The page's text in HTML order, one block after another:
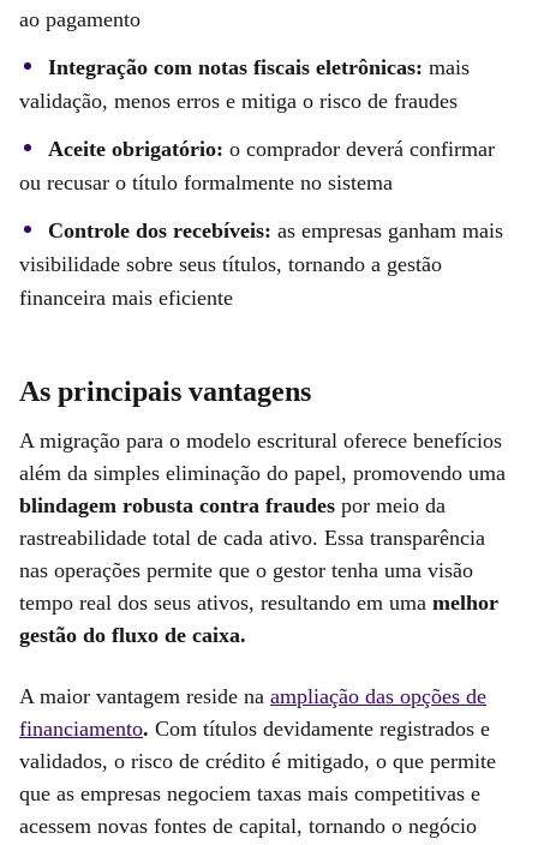
ao pagamento
Integração com notas fiscais eletrônicas: mais
validação, menos erros e mitiga o risco de fraudes
Aceite obrigatório: o comprador deverá confirmar
ou recusar o título formalmente no sistema
Controle dos recebíveis: as empresas ganham mais
visibilidade sobre seus títulos, tornando a gestão
financeira mais eficiente
As principais vantagens
A migração para o modelo escritural oferece benefícios
além da simples eliminação do papel, promovendo uma
blindagem robusta contra fraudes por meio da
rastreabilidade total de cada ativo. Essa transparência
nas operações permite que o gestor tenha uma visão
tempo real dos seus ativos, resultando em uma melhor
gestão do fluxo de caixa.
A maior vantagem reside na ampliação das opções de
financiamento. Com títulos devidamente registrados e
validados, o risco de crédito é mitigado, o que permite
que as empresas negociem taxas mais competitivas e
acessem novas fontes de capital, tornando o negócio